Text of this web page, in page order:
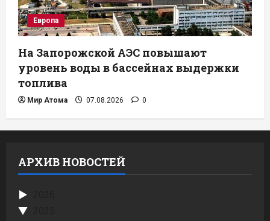
Европа
На Запорожской АЭС повышают
уровень воды в бассейнах выдержки
топлива
Мир Атома 07.08.2026 0
АРХИВ НОВОСТЕЙ